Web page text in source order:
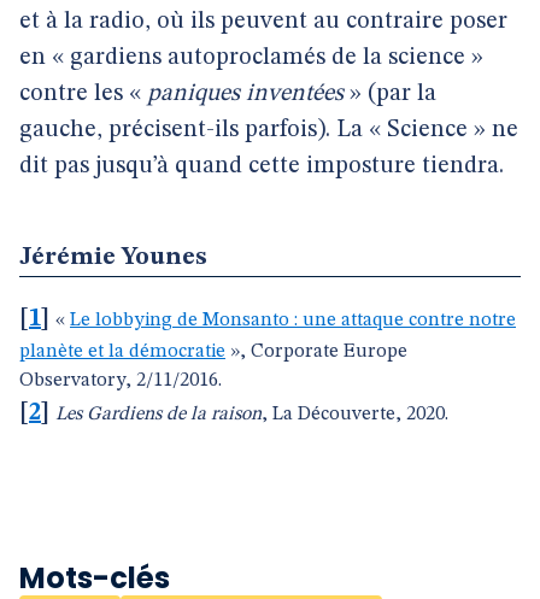
et à la radio, où ils peuvent au contraire poser
en « gardiens autoproclamés de la science »
contre les « paniques inventées» (par la
gauche, précisent-ils parfois). La « Science » ne
dit pas jusqu’à quand cette imposture tiendra.
Jérémie Younes
1 « Le lobbying de Monsanto : une attaque contre notre
planète et la démocratie », Corporate Europe
Observatory, 2/11/2016.
2 Les Gardiens de la raison, La Découverte, 2020.
Mots-clés